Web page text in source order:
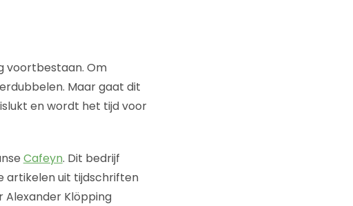
voortbestaan. Om
Maar gaat dit
en wordt het tijd voor
Cafeyn. Dit bedrijf
artikelen uit tijdschriften
Alexander Klöpping